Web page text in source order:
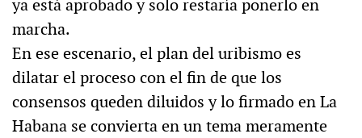
ya está aprobado y solo restaría ponerlo en
marcha.
En ese escenario, el plan del uribismo es
dilatar el proceso con el fin de que los
consensos queden diluidos y lo firmado en La
Habana se convierta en un tema meramente